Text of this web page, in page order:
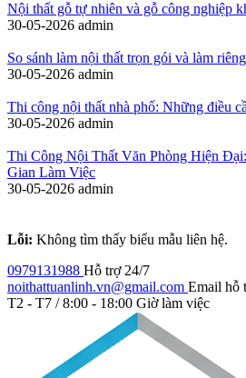
Nội thất gỗ tự nhiên và gỗ công nghiệp
30-05-2026 admin
So sánh làm nội thất trọn gói và làm
30-05-2026 admin
Thi công nội thất nhà phố: Những điều
30-05-2026 admin
Thi Công Nội Thất Văn Phòng Hiện
Gian Làm Việc
30-05-2026 admin
Lỗi: Không tìm thấy biểu mẫu liên hệ.
0979131988 Hỗ trợ 24/7
noithattuanlinh.vn@gmail.com Email hỗ
T2 - T7 / 8:00 - 18:00 Giờ làm việc